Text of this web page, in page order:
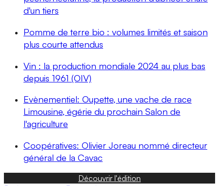
d'un tiers
Pomme de terre bio : volumes limités et saison
plus courte attendus
Vin : la production mondiale 2024 au plus bas
depuis 1961 (OIV)
Evènementiel: Oupette, une vache de race
Limousine, égérie du prochain Salon de
l'agriculture
Coopératives: Olivier Joreau nommé directeur
général de la Cavac
Découvrir l'édition